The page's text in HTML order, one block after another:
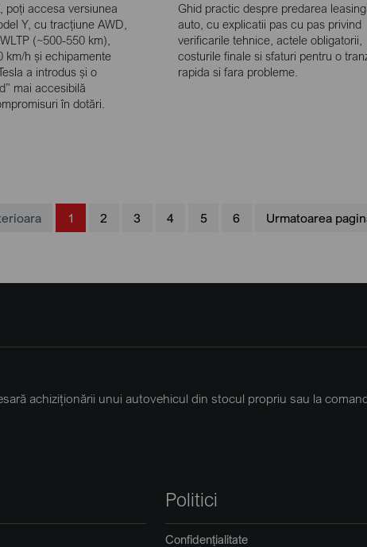
poți accesa versiunea
Y, cu tracțiune AWD,
(~500-550 km),
km/h și echipamente
a introdus și o
mai accesibilă
în dotări.
Ghid practic despre predarea
auto, cu explicatii pas cu pas privind
verificarile tehnice, actele obligatorii,
costurile finale si sfaturi pentru o
rapida si fara probleme.
1 2 3 4 5 6 Urmatoarea
achiziționării unui autovehicul din stocul propriu sau la
Politici
Confidențialitate